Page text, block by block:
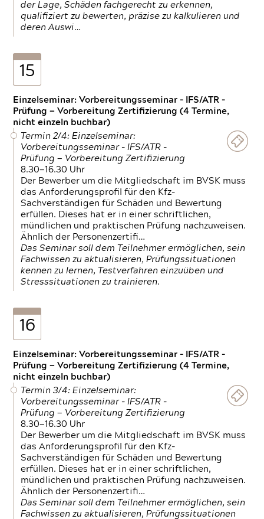
der Lage, Schäden fachgerecht zu erkennen,
qualifiziert zu bewerten, präzise zu kalkulieren und
deren Auswi…
15
Einzelseminar: Vorbereitungsseminar - IFS/ATR -
Prüfung — Vorbereitung Zertifizierung (4 Termine,
nicht einzeln buchbar)
Termin 2/4: Einzelseminar:
Vorbereitungsseminar - IFS/ATR -
Prüfung — Vorbereitung Zertifizierung
8.30—16.30 Uhr
Der Bewerber um die Mitgliedschaft im BVSK muss
das Anforderungsprofil für den Kfz-
Sachverständigen für Schäden und Bewertung
erfüllen. Dieses hat er in einer schriftlichen,
mündlichen und praktischen Prüfung nachzuweisen.
Ähnlich der Personenzertifi…
Das Seminar soll dem Teilnehmer ermöglichen, sein
Fachwissen zu aktualisieren, Prüfungssituationen
kennen zu lernen, Testverfahren einzuüben und
Stresssituationen zu trainieren.
16
Einzelseminar: Vorbereitungsseminar - IFS/ATR -
Prüfung — Vorbereitung Zertifizierung (4 Termine,
nicht einzeln buchbar)
Termin 3/4: Einzelseminar:
Vorbereitungsseminar - IFS/ATR -
Prüfung — Vorbereitung Zertifizierung
8.30—16.30 Uhr
Der Bewerber um die Mitgliedschaft im BVSK muss
das Anforderungsprofil für den Kfz-
Sachverständigen für Schäden und Bewertung
erfüllen. Dieses hat er in einer schriftlichen,
mündlichen und praktischen Prüfung nachzuweisen.
Ähnlich der Personenzertifi…
Das Seminar soll dem Teilnehmer ermöglichen, sein
Fachwissen zu aktualisieren, Prüfungssituationen